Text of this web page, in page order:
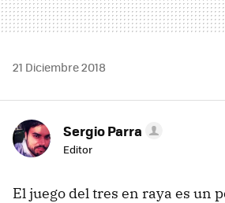
21 Diciembre 2018
Sergio Parra
Editor
El juego del tres en raya es un